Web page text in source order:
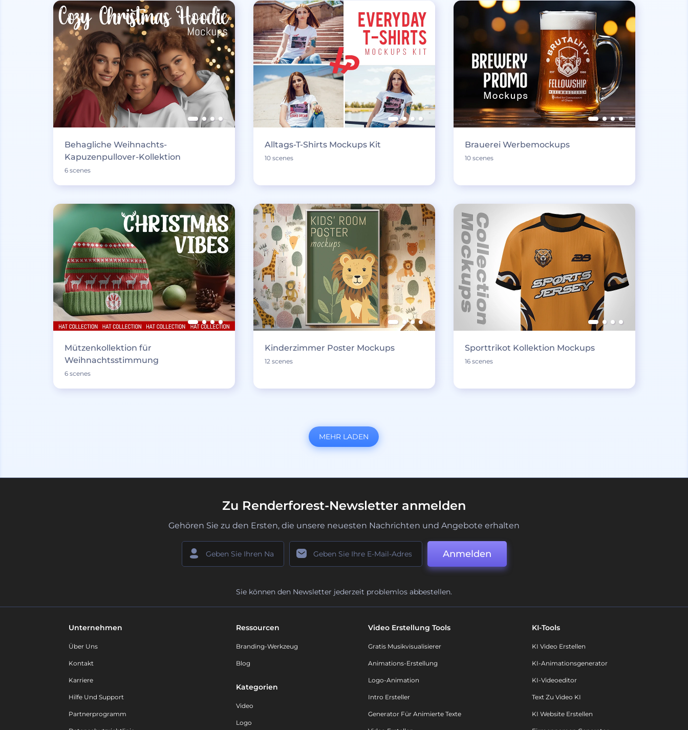
Behagliche Weihnachts-
Kapuzenpullover-Kollektion
6 scenes
Alltags-T-Shirts Mockups Kit
10 scenes
Brauerei Werbemockups
10 scenes
Mützenkollektion für
Weihnachtsstimmung
6 scenes
Kinderzimmer Poster Mockups
12 scenes
Sporttrikot Kollektion Mockups
16 scenes
MEHR LADEN
Zu Renderforest-Newsletter anmelden
Gehören Sie zu den Ersten, die unsere neuesten Nachrichten und Angebote erhalten
Anmelden
Sie können den Newsletter jederzeit problemlos abbestellen.
Unternehmen
Über Uns
Kontakt
Karriere
Hilfe Und Support
Partnerprogramm
Ressourcen
Branding-Werkzeug
Blog
Kategorien
Video
Logo
Video Erstellung Tools
Gratis Musikvisualisierer
Animations-Erstellung
Logo-Animation
Intro Ersteller
Generator Für Animierte Texte
KI-Tools
KI Video Erstellen
KI-Animationsgenerator
KI-Videoeditor
Text Zu Video KI
KI Website Erstellen